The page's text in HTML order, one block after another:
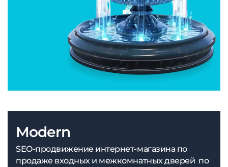
Modern
SEO-продвижение интернет-магазина по
продаже входных и межкомнатных дверей по